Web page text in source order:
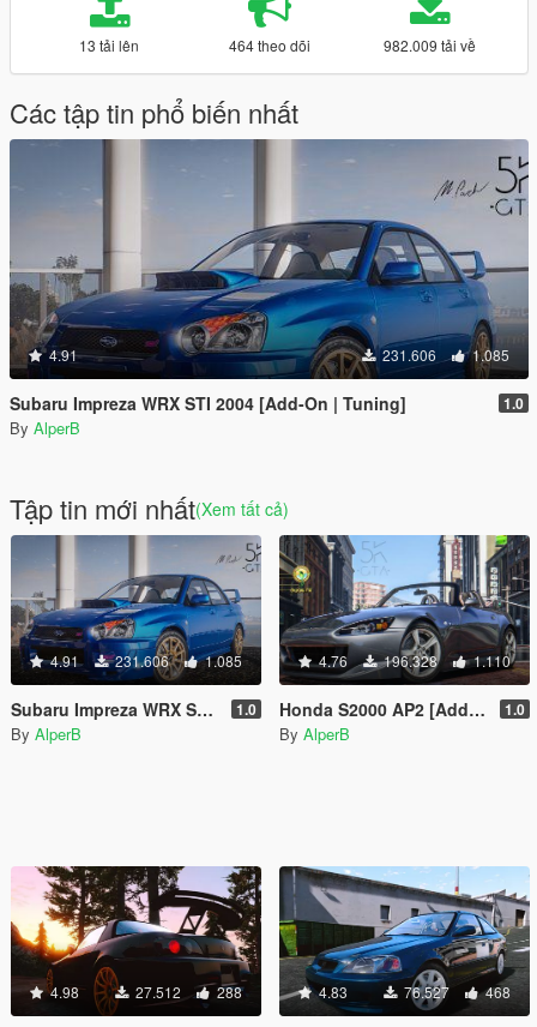
13 tải lên 464 theo dõi 982.009 tải về
Các tập tin phổ biến nhất
4.91 231.606 1.085
Subaru Impreza WRX STI 2004 [Add-On | Tuning] 1.0
By AlperB
Tập tin mới nhất(Xem tất cả)
4.91 231.606 1.085
Subaru Impreza WRX STI 2004 [Add-On | Tuning] 1.0
By AlperB
4.76 196.328 1.110
Honda S2000 AP2 [Add-On | Tuning] 1.0
By AlperB
4.98 27.512 288 4.83 76.527 468